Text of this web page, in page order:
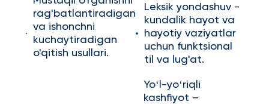
rag'batlantiradigan
va ishonchni
kuchaytiradigan
o'qitish usullari.
Leksik yondashuv -
kundalik hayot va
hayotiy vaziyatlar
uchun funktsional
til va lug'at.
Yoʻl-yoʻriqli
kashfiyot –